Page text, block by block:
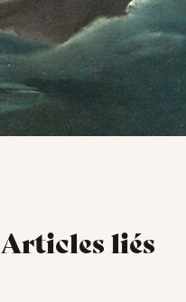
Articles liés